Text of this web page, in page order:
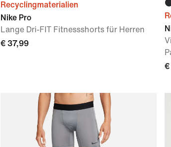
Recyclingmaterialien
Nike Pro
Lange Dri-FIT Fitnessshorts für Herren
€ 37,99
€